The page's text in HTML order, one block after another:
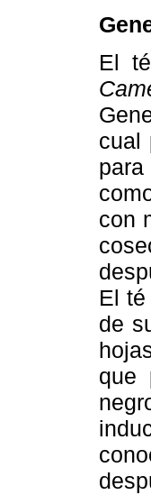
El
cual
con
El
de
que